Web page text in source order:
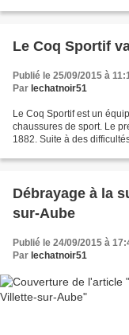
Le Coq Sportif
Publié le 25/09/2015 à
Par lechatnoir51
Le Coq Sportif est un
chaussures de sport. Le
1882. Suite à des
Débrayage à la
sur-Aube
Publié le 24/09/2015 à
Par lechatnoir51